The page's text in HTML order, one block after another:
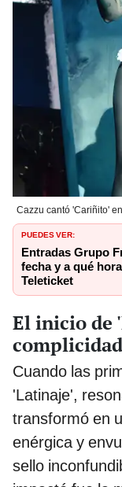
Cazzu cantó 'Cariñito'
PUEDES VER:
Entradas Grupo
fecha y a qué
Teleticket
El inicio de
Cuando las
'Latinaje',
transformó en
enérgica y
sello